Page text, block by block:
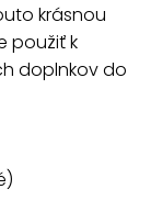
krásnou
použiť k
doplnkov do